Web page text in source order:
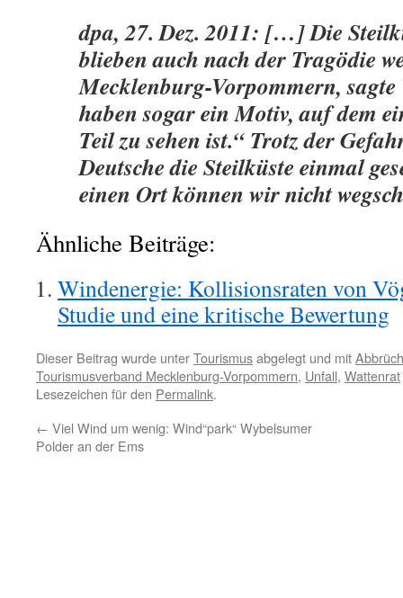
dpa, 27. Dez. 2011: […] Die
blieben auch nach der Tragödie
Mecklenburg-Vorpommern,
haben sogar ein Motiv, auf dem
Teil zu sehen ist.“ Trotz der
Deutsche die Steilküste einmal
einen Ort können wir nicht
Ähnliche Beiträge:
Windenergie: Kollisionsraten von
Studie und eine kritische Bewertung
Dieser Beitrag wurde unterTourismusabgelegt und mit
Tourismusverband Mecklenburg-Vorpommern, Unfall, Wattenrat
Lesezeichen für den Permalink.
← Viel Wind um wenig: Wind“park“ Wybelsumer
Polder an der Ems